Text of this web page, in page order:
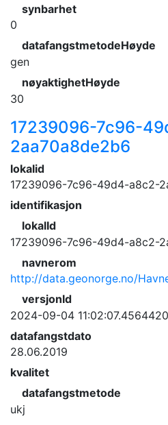
synbarhet
0
datafangstmetodeHøyde
gen
nøyaktighetHøyde
30
17239096-7c96-
2aa70a8de2b6
lokalid
17239096-7c96-49d4-a8c2-
identifikasjon
lokalId
17239096-7c96-49d4-a8c2-
navnerom
http://data.geonorge.no/
versjonId
2024-09-04
datafangstdato
28.06.2019
kvalitet
datafangstmetode
ukj